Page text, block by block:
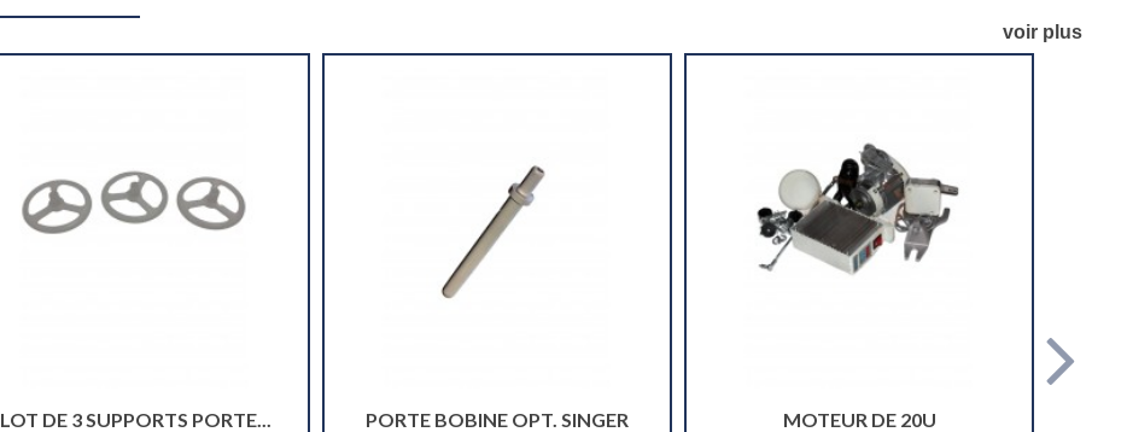
LOT DE 3 SUPPORTS PORTE...
PORTE BOBINE OPT. SINGER
MOTEUR DE 20U
voir plus